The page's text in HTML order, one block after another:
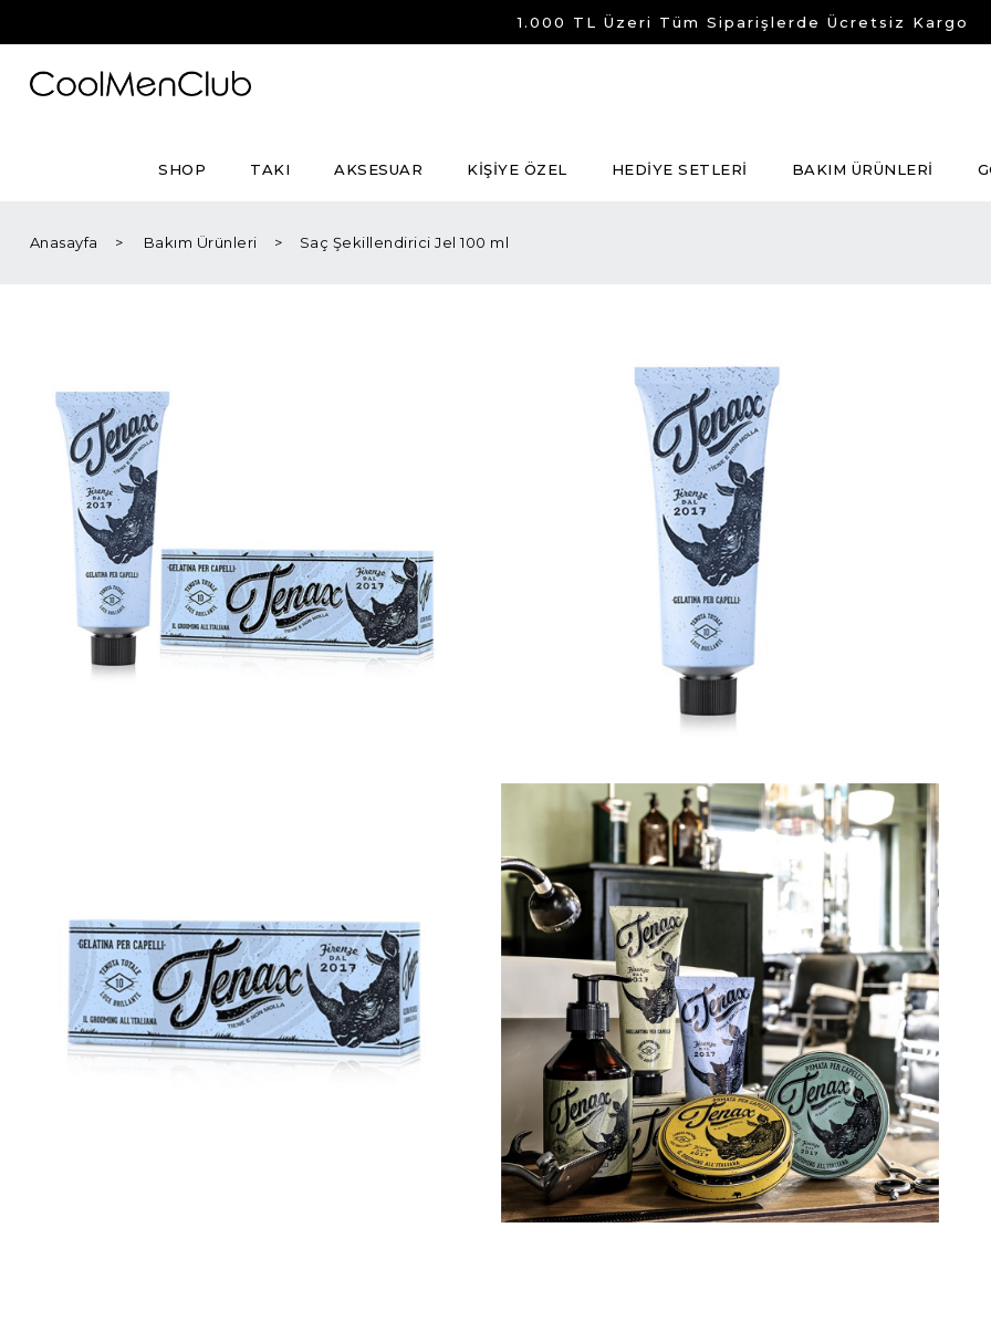
1.000 TL Üzeri Tüm Siparişlerde Ücretsiz Kargo
SHOP TAKI AKSESUAR KİŞİYE ÖZEL HEDİYE SETLERİ BAKIM ÜRÜNLERİ
Anasayfa Bakım Ürünleri Saç Şekillendirici Jel 100 ml